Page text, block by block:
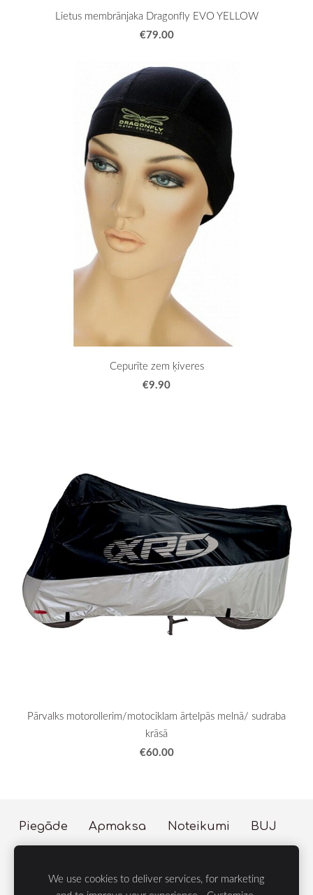
Lietus membrānjaka Dragonfly EVO YELLOW
€79.00
Cepurīte zem ķiveres
€9.90
Pārvalks motorollerim/motociklam ārtelpās melnā/ sudraba
krāsā
€60.00
Piegāde Apmaksa Noteikumi
BUJ
© 2023 LIFE Group
We use cookies to deliver services, for marketing